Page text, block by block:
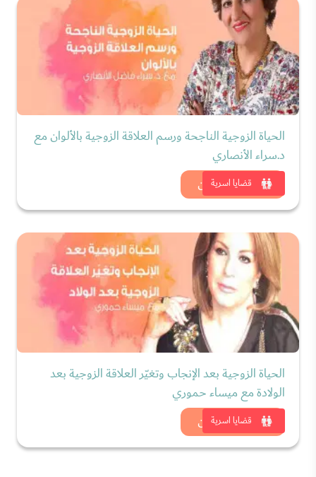
قضايا اسرية
الحياة الزوجية الناجحة ورسم العلاقة الزوجية بالألوان مع
د.سراء الأنصاري
شاهد الان
قضايا اسرية
الحياة الزوجية بعد الإنجاب وتغيّر العلاقة الزوجية بعد
الولادة مع ميساء حموري
شاهد الان